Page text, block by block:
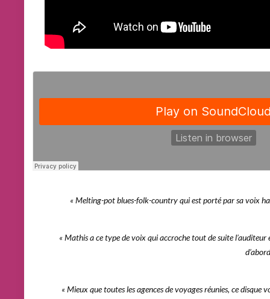
« Melting-pot blues-folk-country qui est porté par sa voix
« Mathis a ce type de voix qui accroche tout de suite l’auditeur
« Mieux que toutes les agences de voyages réunies, ce disque